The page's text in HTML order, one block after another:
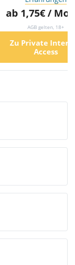
ab 1,75€ /
AGB gelten, 18+
Zu Private
Access